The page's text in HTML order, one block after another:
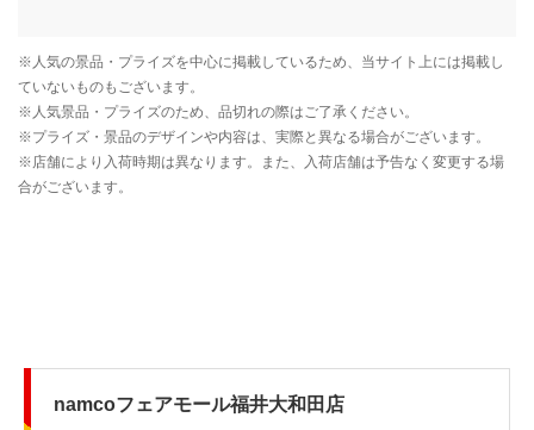
namcoフェアモール福井大和田店